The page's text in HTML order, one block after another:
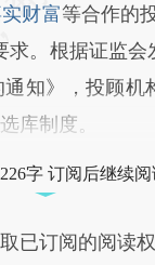
财富等合作的
。根据证监
知》，投顾机
库制度。
字 订阅后继续
已订阅的阅读